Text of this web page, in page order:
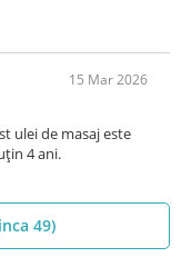
15 Mar 2026
ulei de masaj este
4 ani.
49)